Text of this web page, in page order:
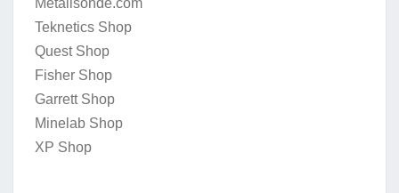
Teknetics Shop
Quest Shop
Fisher Shop
Garrett Shop
Minelab Shop
XP Shop